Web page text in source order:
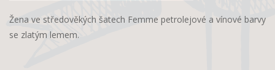
Žena ve středověkých šatech Femme petrolejové a vínové barvy
se zlatým lemem.